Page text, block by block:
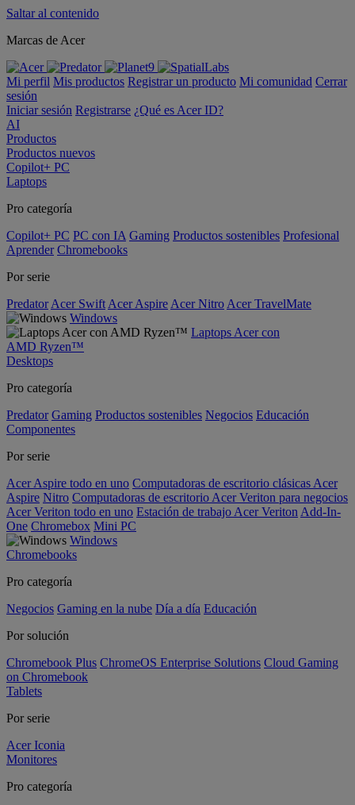
Saltar al contenido
Marcas de Acer
Mi perfil Mis productos Registrar un producto Mi comunidad Cerrar
sesión
Iniciar sesión Registrarse ¿Qué es Acer ID?
AI
Productos
Productos nuevos
Copilot+ PC
Laptops
Pro categoría
Copilot+ PC PC con IA Gaming Productos sostenibles Profesional
Aprender Chromebooks
Por serie
Predator Acer Swift Acer Aspire Acer Nitro Acer TravelMate
Windows
Laptops Acer con
AMD Ryzen™
Desktops
Pro categoría
Predator Gaming Productos sostenibles Negocios Educación
Componentes
Por serie
Acer Aspire todo en uno Computadoras de escritorio clásicas Acer
Aspire Nitro Computadoras de escritorio Acer Veriton para negocios
Acer Veriton todo en uno Estación de trabajo Acer Veriton Add-In-
One Chromebox Mini PC
Windows
Chromebooks
Pro categoría
Negocios Gaming en la nube Día a día Educación
Por solución
Chromebook Plus ChromeOS Enterprise Solutions Cloud Gaming
on Chromebook
Tablets
Por serie
Acer Iconia
Monitores
Pro categoría